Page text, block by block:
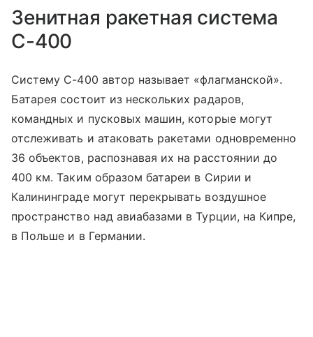
Зенитная ракетная система
С-400
Систему С-400 автор называет «флагманской».
Батарея состоит из нескольких радаров,
командных и пусковых машин, которые могут
отслеживать и атаковать ракетами одновременно
36 объектов, распознавая их на расстоянии до
400 км. Таким образом батареи в Сирии и
Калининграде могут перекрывать воздушное
пространство над авиабазами в Турции, на Кипре,
в Польше и в Германии.